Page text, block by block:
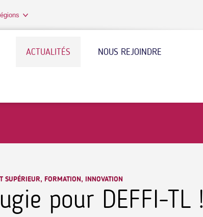
ACTUALITÉS NOUS REJOINDRE
SUPÉRIEUR, FORMATION, INNOVATION
pour DEFFI-TL !